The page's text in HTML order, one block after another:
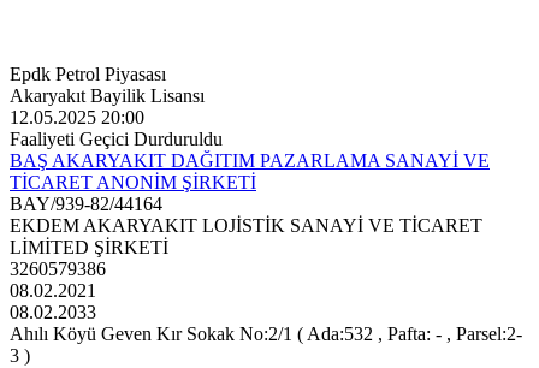
Epdk Petrol Piyasası
Akaryakıt Bayilik Lisansı
12.05.2025 20:00
Faaliyeti Geçici Durduruldu
BAŞ AKARYAKIT DAĞITIM PAZARLAMA SANAYİ VE
TİCARET ANONİM ŞİRKETİ
BAY/939-82/44164
EKDEM AKARYAKIT LOJİSTİK SANAYİ VE TİCARET
LİMİTED ŞİRKETİ
3260579386
08.02.2021
08.02.2033
Ahılı Köyü Geven Kır Sokak No:2/1 ( Ada:532 , Pafta: - , Parsel:2-
3 )